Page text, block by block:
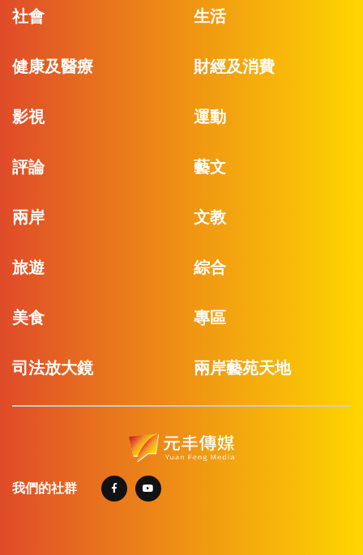
社會 生活
健康及醫療 財經及消費
影視 運動
評論 藝文
兩岸 文教
旅遊 綜合
美食 專區
司法放大鏡 兩岸藝苑天地
我們的社群